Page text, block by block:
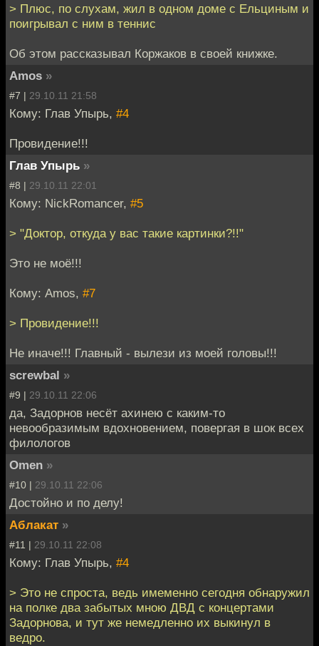
> Плюс, по слухам, жил в одном доме с Ельциным и
поигрывал с ним в теннис
Об этом рассказывал Коржаков в своей книжке.
Amos »
#7 | 29.10.11 21:58
Кому: Глав Упырь, #4
Провидение!!!
Глав Упырь »
#8 | 29.10.11 22:01
Кому: NickRomancer, #5
> "Доктор, откуда у вас такие картинки?!!"
Это не моё!!!
Кому: Amos, #7
> Провидение!!!
Не иначе!!! Главный - вылези из моей головы!!!
screwbal »
#9 | 29.10.11 22:06
да, Задорнов несёт ахинею с каким-то
невообразимым вдохновением, повергая в шок всех
филологов
Omen »
#10 | 29.10.11 22:06
Достойно и по делу!
Аблакат »
#11 | 29.10.11 22:08
Кому: Глав Упырь, #4
> Это не спроста, ведь имеменно сегодня обнаружил
на полке два забытых мною ДВД с концертами
Задорнова, и тут же немедленно их выкинул в
ведро.